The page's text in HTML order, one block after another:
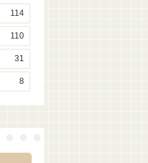
114
110
31
8